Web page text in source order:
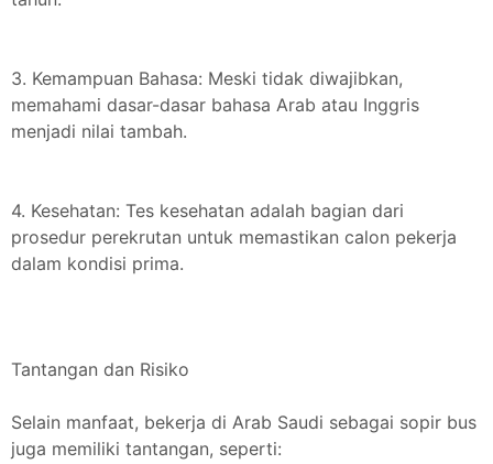
3. Kemampuan Bahasa: Meski tidak diwajibkan,
memahami dasar-dasar bahasa Arab atau Inggris
menjadi nilai tambah.
4. Kesehatan: Tes kesehatan adalah bagian dari
prosedur perekrutan untuk memastikan calon pekerja
dalam kondisi prima.
Tantangan dan Risiko
Selain manfaat, bekerja di Arab Saudi sebagai sopir bus
juga memiliki tantangan, seperti: